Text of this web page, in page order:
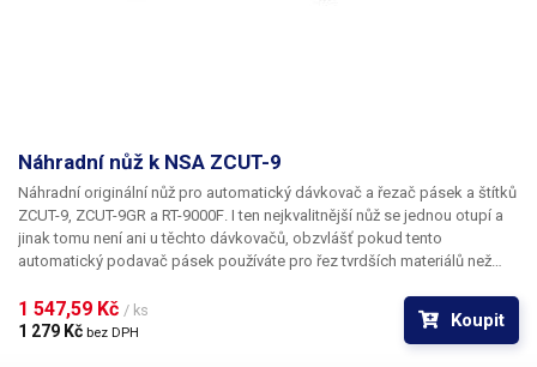
Náhradní nůž k NSA ZCUT-9
Náhradní originální nůž pro automatický dávkovač a řezač pásek a štítků
ZCUT-9, ZCUT-9GR a RT-9000F. I ten nejkvalitnější nůž se jednou otupí a
jinak tomu není ani u těchto dávkovačů, obzvlášť pokud tento
automatický podavač pásek používáte pro řez tvrdších materiálů než
zařízení. Nůž se skládá ze dvou dílů.
ZCUT 9
proces. Odepněte řezací hlavu od přístroje a odšroubujte dva na
1 547,59 Kč / ks
1 279 Kč bez DPH
Koupit